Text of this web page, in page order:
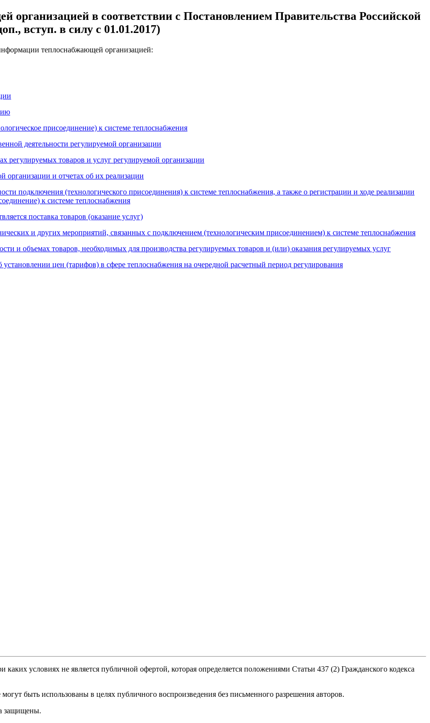
в соответствии с Постановлением Правительства Российской
вступ. в силу с 01.01.2017)
теплоснабжающей организацией:
присоединение) к системе теплоснабжения
деятельности регулируемой организации
регулируемых товаров и услуг регулируемой организации
и отчетах об их реализации
подключения (технологического присоединения) к системе теплоснабжения, а также о регистрации и ходе реализации
к системе теплоснабжения
поставка товаров (оказание услуг)
и других мероприятий, связанных с подключением (технологическим присоединением) к системе теплоснабжения
и объемах товаров, необходимых для производства регулируемых товаров и (или) оказания регулируемых услуг
цен (тарифов) в сфере теплоснабжения на очередной расчетный период регулирования
условиях не является публичной офертой, которая определяется положениями Статьи 437 (2) Гражданского кодекса
быть использованы в целях публичного воспроизведения без письменного разрешения авторов.
защищены.